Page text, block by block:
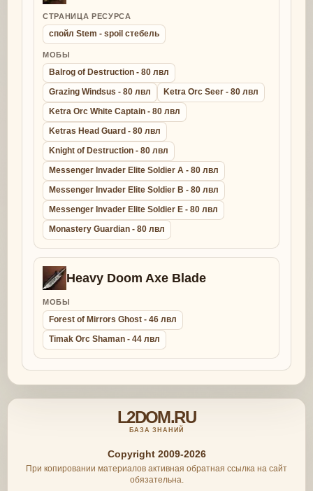
СТРАНИЦА РЕСУРСА
спойл Stem - spoil стебель
МОБЫ
Balrog of Destruction - 80 лвл
Grazing Windsus - 80 лвл
Ketra Orc Seer - 80 лвл
Ketra Orc White Captain - 80 лвл
Ketras Head Guard - 80 лвл
Knight of Destruction - 80 лвл
Messenger Invader Elite Soldier A - 80 лвл
Messenger Invader Elite Soldier B - 80 лвл
Messenger Invader Elite Soldier E - 80 лвл
Monastery Guardian - 80 лвл
Heavy Doom Axe Blade
МОБЫ
Forest of Mirrors Ghost - 46 лвл
Timak Orc Shaman - 44 лвл
L2DOM.RU
БАЗА ЗНАНИЙ
Copyright 2009-2026
При копировании материалов активная обратная ссылка на сайт
обязательна.